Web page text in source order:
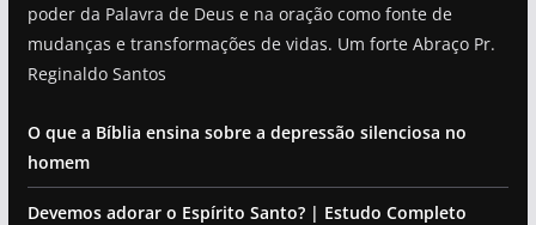
poder da Palavra de Deus e na oração como fonte de
mudanças e transformações de vidas. Um forte Abraço Pr.
Reginaldo Santos
O que a Bíblia ensina sobre a depressão silenciosa no
homem
Devemos adorar o Espírito Santo? | Estudo Completo